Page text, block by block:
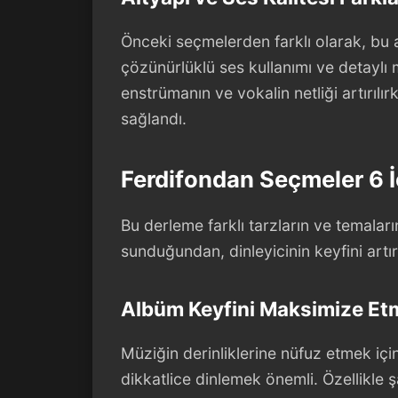
Önceki seçmelerden farklı olarak,
çözünürlüklü ses kullanımı ve
enstrümanın ve vokalin netliği
sağlandı.
Ferdifondan Seçmeler 6
Bu derleme farklı tarzların ve
sunduğundan, dinleyicinin keyfini
Albüm Keyfini Maksimize
Müziğin derinliklerine nüfuz etmek
dikkatlice dinlemek önemli. Özellikle